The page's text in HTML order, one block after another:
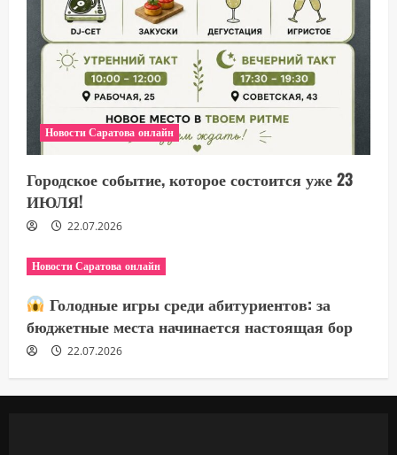
Новости Саратова онлайн
Городское событие, которое состоится уже 23
ИЮЛЯ!
22.07.2026
Новости Саратова онлайн
Голодные игры среди абитуриентов: за
бюджетные места начинается настоящая бор
22.07.2026